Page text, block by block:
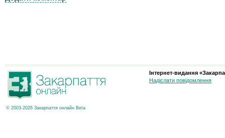
© 2003-2026 Закарпаття онлайн Beta
Інтернет-видання
Надіслати повідомлення